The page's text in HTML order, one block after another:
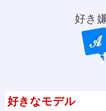
好き
好きなモデル